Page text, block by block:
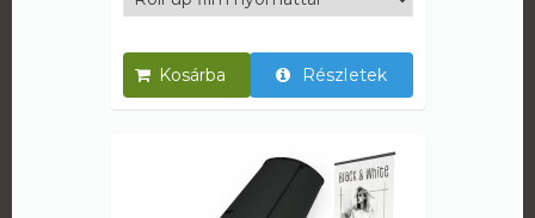
Részletek